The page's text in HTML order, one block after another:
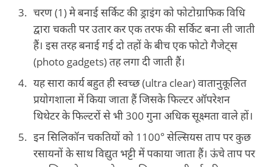
चरण (1) मे बनाई सर्किट की ड्राइंग को फोटोग्राफिक विधि
द्वारा चकती पर उतार कर एक तरफ की सर्किट बना ली जाती
हैं। इस तरह बनाई गई दो तहों के बीच एक फोटो गैजेट्स
(photo gadgets) तह लगा दी जाती हैं।
यह सारा कार्य बहुत ही स्‍वच्‍छ (ultra clear) वातानुकूलित
प्रयोगशाला में किया जाता हैं जिसके फिल्‍टर ऑपरेशन
थिथेटर के फिल्‍टरों से भी 300 गुना अधिक सूक्ष्‍मता वाले हों।
इन सिलिकॉन चकतियों को 1100० सेल्सियस ताप पर कुछ
रसायनों के साथ विद्युत भट्टी में पकाया जाता हैं। ऊंचे ताप पर